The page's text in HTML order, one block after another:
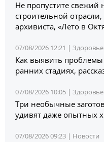
Не пропустите
строительной
архивиста, «Лето в
07/08/2026 12:21 | Здоровье
Как выявить
ранних стадиях,
07/08/2026 10:05 | Здоровье
Три необычные
удивят даже опытных
07/08/2026 09:23 | Новости